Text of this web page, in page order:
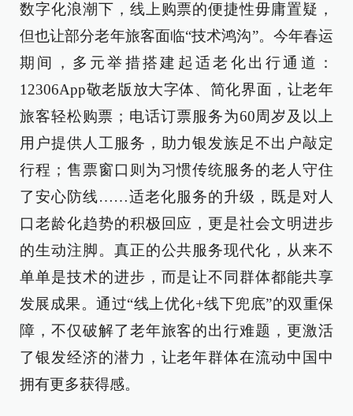
数字化浪潮下，线上购票的便捷性毋庸置疑，
但也让部分老年旅客面临“技术鸿沟”。今年春运
期间，多元举措搭建起适老化出行通道：
12306App敬老版放大字体、简化界面，让老年
旅客轻松购票；电话订票服务为60周岁及以上
用户提供人工服务，助力银发族足不出户敲定
行程；售票窗口则为习惯传统服务的老人守住
了安心防线……适老化服务的升级，既是对人
口老龄化趋势的积极回应，更是社会文明进步
的生动注脚。真正的公共服务现代化，从来不
单单是技术的进步，而是让不同群体都能共享
发展成果。通过“线上优化+线下兜底”的双重保
障，不仅破解了老年旅客的出行难题，更激活
了银发经济的潜力，让老年群体在流动中国中
拥有更多获得感。